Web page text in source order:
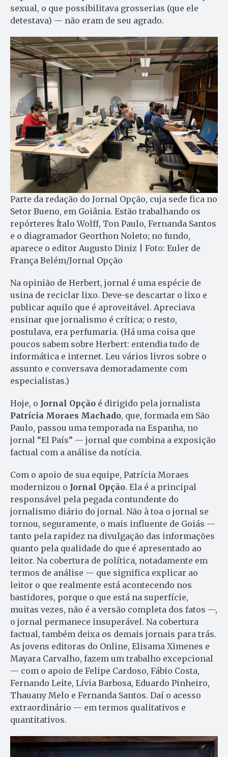
sexual, o que possibilitava grosserias (que ele
detestava) — não eram de seu agrado.
Parte da redação do Jornal Opção, cuja sede fica no
Setor Bueno, em Goiânia. Estão trabalhando os
repórteres Ítalo Wolff, Ton Paulo, Fernanda Santos
e o diagramador Georthon Noleto; no fundo,
aparece o editor Augusto Diniz | Foto: Euler de
França Belém/Jornal Opção
Na opinião de Herbert, jornal é uma espécie de
usina de reciclar lixo. Deve-se descartar o lixo e
publicar aquilo que é aproveitável. Apreciava
ensinar que jornalismo é crítica; o resto,
postulava, era perfumaria. (Há uma coisa que
poucos sabem sobre Herbert: entendia tudo de
informática e internet. Leu vários livros sobre o
assunto e conversava demoradamente com
especialistas.)
Hoje, o Jornal Opção é dirigido pela jornalista
Patrícia Moraes Machado, que, formada em São
Paulo, passou uma temporada na Espanha, no
jornal “El País” — jornal que combina a exposição
factual com a análise da notícia.
Com o apoio de sua equipe, Patrícia Moraes
modernizou o Jornal Opção. Ela é a principal
responsável pela pegada contundente do
jornalismo diário do jornal. Não à toa o jornal se
tornou, seguramente, o mais influente de Goiás —
tanto pela rapidez na divulgação das informações
quanto pela qualidade do que é apresentado ao
leitor. Na cobertura de política, notadamente em
termos de análise — que significa explicar ao
leitor o que realmente está acontecendo nos
bastidores, porque o que está na superfície,
muitas vezes, não é a versão completa dos fatos —,
o jornal permanece insuperável. Na cobertura
factual, também deixa os demais jornais para trás.
As jovens editoras do Online, Elisama Ximenes e
Mayara Carvalho, fazem um trabalho excepcional
— com o apoio de Felipe Cardoso, Fábio Costa,
Fernando Leite, Lívia Barbosa, Eduardo Pinheiro,
Thauany Melo e Fernanda Santos. Daí o acesso
extraordinário — em termos qualitativos e
quantitativos.